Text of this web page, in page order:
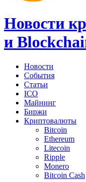
Новости
и
Новости
События
Статьи
ICO
Майнинг
Биржи
Криптовалюты
Bitcoin
Ethereum
Litecoin
Ripple
Monero
Bitcoin Cash